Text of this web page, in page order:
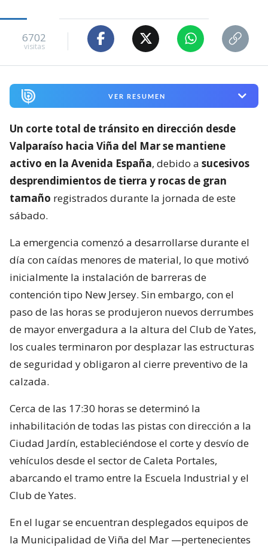
6702
visitas
VER RESUMEN
Un corte total de tránsito en dirección desde
Valparaíso hacia Viña del Mar se mantiene
activo en la Avenida España, debido a sucesivos
desprendimientos de tierra y rocas de gran
tamaño registrados durante la jornada de este
sábado.
La emergencia comenzó a desarrollarse durante el
día con caídas menores de material, lo que motivó
inicialmente la instalación de barreras de
contención tipo New Jersey. Sin embargo, con el
paso de las horas se produjeron nuevos derrumbes
de mayor envergadura a la altura del Club de Yates,
los cuales terminaron por desplazar las estructuras
de seguridad y obligaron al cierre preventivo de la
calzada.
Cerca de las 17:30 horas se determinó la
inhabilitación de todas las pistas con dirección a la
Ciudad Jardín, estableciéndose el corte y desvío de
vehículos desde el sector de Caleta Portales,
abarcando el tramo entre la Escuela Industrial y el
Club de Yates.
En el lugar se encuentran desplegados equipos de
la Municipalidad de Viña del Mar —pertenecientes